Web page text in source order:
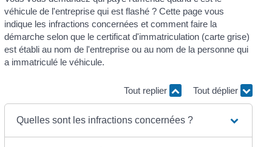
véhicule de l'entreprise qui est flashé ? Cette page vous
indique les infractions concernées et comment faire la
démarche selon que le certificat d'immatriculation (carte grise)
est établi au nom de l'entreprise ou au nom de la personne qui
a immatriculé le véhicule.
Tout replier Tout déplier
Quelles sont les infractions concernées ?